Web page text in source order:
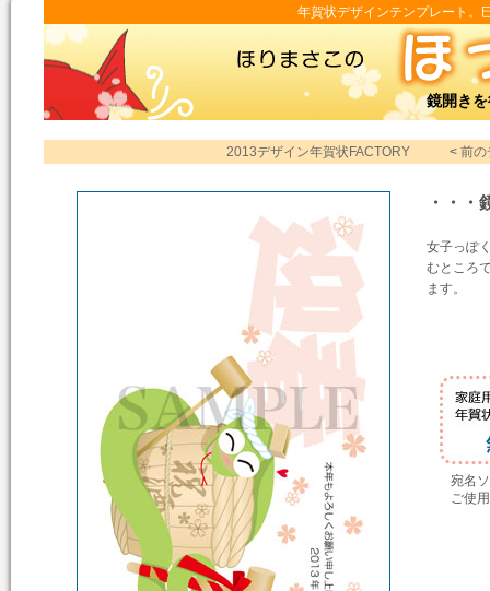
年賀状デザインテンプレート。
鏡開き
2013デザイン年賀状FACTORY< 前の
・・
女子っぽ
むところ
ます。
宛名
ご使